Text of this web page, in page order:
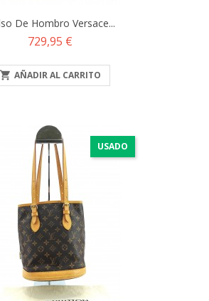
De Hombro Versace...
Precio
729,95 €
 AÑADIR AL CARRITO
USADO